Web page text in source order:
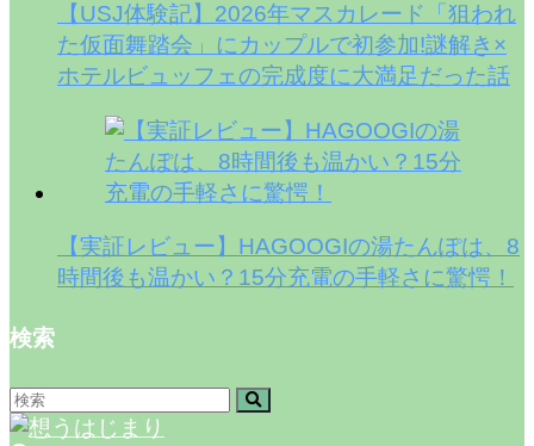
【USJ体験記】2026年マスカレード「狙われ
た仮面舞踏会」にカップルで初参加!謎解き×
ホテルビュッフェの完成度に大満足だった話
【実証レビュー】HAGOOGIの湯たんぽは、8
時間後も温かい？15分充電の手軽さに驚愕！
検索